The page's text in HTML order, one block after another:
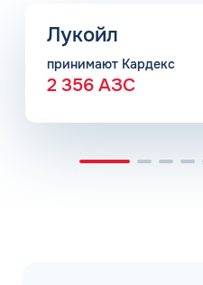
Лукойл
принимают Кардекс
2 356 АЗС